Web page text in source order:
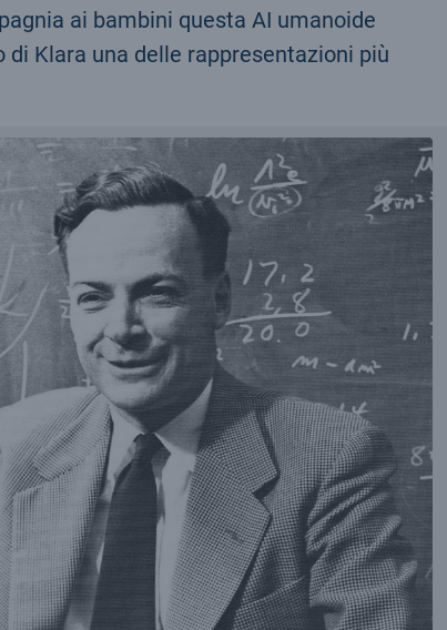
ai bambini questa AI umanoide
Klara una delle rappresentazioni più